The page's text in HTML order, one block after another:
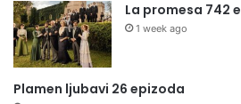
La promesa 742
1 week ago
Plamen ljubavi 26 epizoda